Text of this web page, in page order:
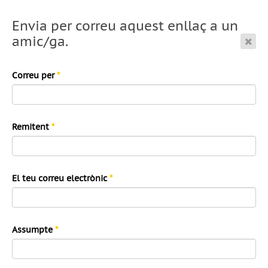
Envia per correu aquest enllaç a un
amic/ga.
Correu per*
Remitent *
El teu correu electrònic*
Assumpte *